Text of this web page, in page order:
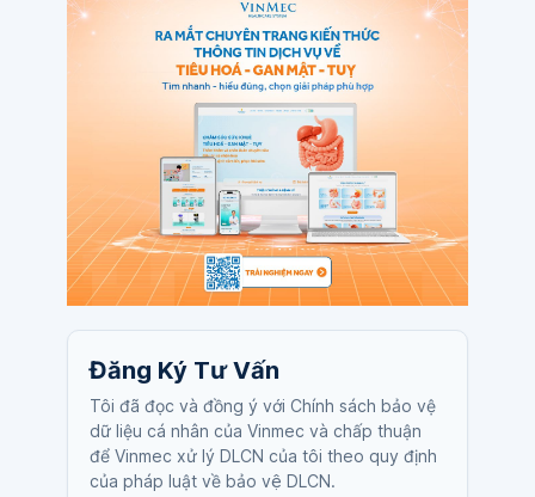
Đăng Ký Tư Vấn
Tôi đã đọc và đồng ý với Chính sách bảo vệ
dữ liệu cá nhân của Vinmec và chấp thuận
để Vinmec xử lý DLCN của tôi theo quy định
của pháp luật về bảo vệ DLCN.